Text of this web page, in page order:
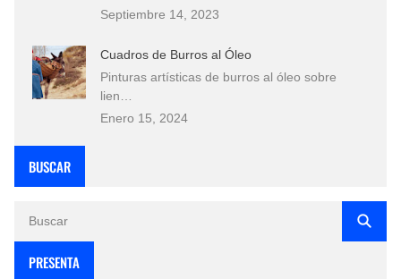
Septiembre 14, 2023
Cuadros de Burros al Óleo
Pinturas artísticas de burros al óleo sobre
lien…
Enero 15, 2024
BUSCAR
PRESENTA